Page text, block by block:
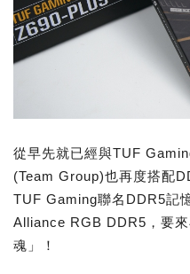
從早先就已經與TUF
(Team Group)也再度搭配
TUF Gaming聯名DDR5記
Alliance RGB DDR5，要
魂」！